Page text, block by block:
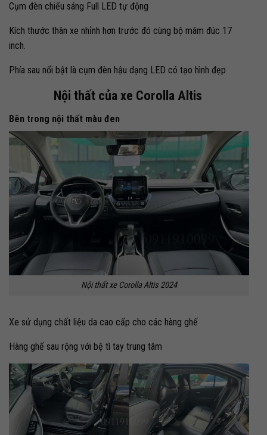
Cụm đèn chiếu sáng Full LED tự động
Kích thước thân xe nhỉnh hơn trước đó cùng bộ mâm đúc 17
inch.
Phía sau nổi bật là cụm đèn hậu dạng LED có tạo hình đẹp
Nội thất của xe Corolla Altis
Bên trong nội thất màu đen
Nội thất xe Corolla Altis 2024
Xe sử dụng chất liệu da cao cấp cho các hàng ghế
Hàng ghế sau rộng với bệ tì tay trung tâm